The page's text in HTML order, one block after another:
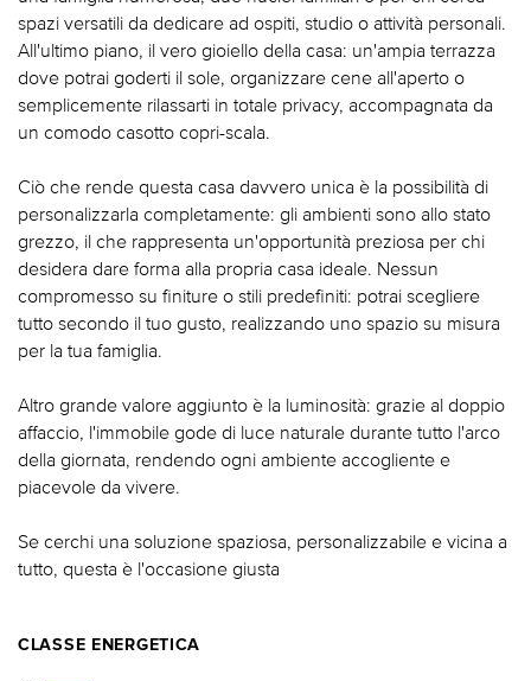
spazi versatili da dedicare ad ospiti, studio o attività personali.
All'ultimo piano, il vero gioiello della casa: un'ampia terrazza
dove potrai goderti il sole, organizzare cene all'aperto o
semplicemente rilassarti in totale privacy, accompagnata da
un comodo casotto copri-scala.
Ciò che rende questa casa davvero unica è la possibilità di
personalizzarla completamente: gli ambienti sono allo stato
grezzo, il che rappresenta un'opportunità preziosa per chi
desidera dare forma alla propria casa ideale. Nessun
compromesso su finiture o stili predefiniti: potrai scegliere
tutto secondo il tuo gusto, realizzando uno spazio su misura
per la tua famiglia.
Altro grande valore aggiunto è la luminosità: grazie al doppio
affaccio, l'immobile gode di luce naturale durante tutto l'arco
della giornata, rendendo ogni ambiente accogliente e
piacevole da vivere.
Se cerchi una soluzione spaziosa, personalizzabile e vicina a
tutto, questa è l'occasione giusta
CLASSE ENERGETICA